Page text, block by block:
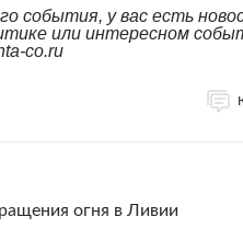
события, у вас есть
или интересном
co.ru
огня в Ливии